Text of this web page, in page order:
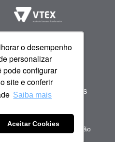
o desempenho
personalizar
pode configurar
site e conferir
Saiba mais
Aceitar Cookies
Baby - Todos os
Ecommerce Comercio de
0001-59 | Barueri, São